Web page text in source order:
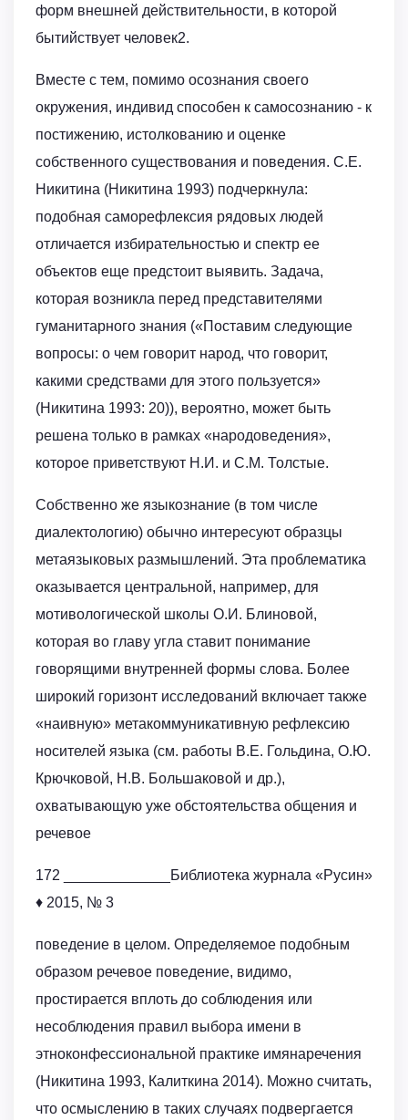
форм внешней действительности, в которой
бытийствует человек2.
Вместе с тем, помимо осознания своего
окружения, индивид способен к самосознанию - к
постижению, истолкованию и оценке
собственного существования и поведения. С.Е.
Никитина (Никитина 1993) подчеркнула:
подобная саморефлексия рядовых людей
отличается избирательностью и спектр ее
объектов еще предстоит выявить. Задача,
которая возникла перед представителями
гуманитарного знания («Поставим следующие
вопросы: о чем говорит народ, что говорит,
какими средствами для этого пользуется»
(Никитина 1993: 20)), вероятно, может быть
решена только в рамках «народоведения»,
которое приветствуют Н.И. и С.М. Толстые.
Собственно же языкознание (в том числе
диалектологию) обычно интересуют образцы
метаязыковых размышлений. Эта проблематика
оказывается центральной, например, для
мотивологической школы О.И. Блиновой,
которая во главу угла ставит понимание
говорящими внутренней формы слова. Более
широкий горизонт исследований включает также
«наивную» метакоммуникативную рефлексию
носителей языка (см. работы В.Е. Гольдина, О.Ю.
Крючковой, Н.В. Большаковой и др.),
охватывающую уже обстоятельства общения и
речевое
172 _____________Библиотека журнала «Русин»
♦ 2015, № 3
поведение в целом. Определяемое подобным
образом речевое поведение, видимо,
простирается вплоть до соблюдения или
несоблюдения правил выбора имени в
этноконфессиональной практике имянаречения
(Никитина 1993, Калиткина 2014). Можно считать,
что осмыслению в таких случаях подвергается